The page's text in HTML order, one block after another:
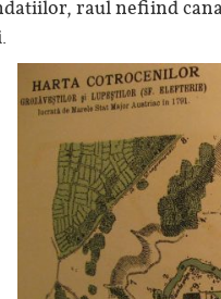
raul nefiind